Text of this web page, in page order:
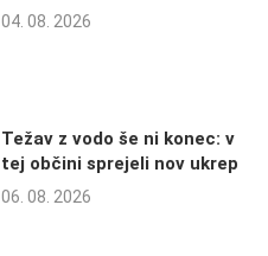
04. 08. 2026
Težav z vodo še ni konec: v
tej občini sprejeli nov ukrep
06. 08. 2026